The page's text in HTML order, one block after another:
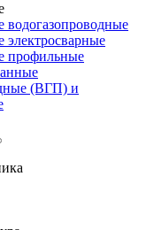
водогазопроводные
электросварные
профильные
(ВГП) и